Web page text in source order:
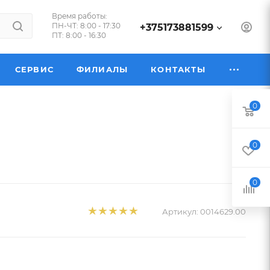
Время работы:
ПН-ЧТ: 8:00 - 17:30
ПТ: 8:00 - 16:30
+375173881599
СЕРВИС ФИЛИАЛЫ КОНТАКТЫ
Артикул: 0014629.00
0
0
0